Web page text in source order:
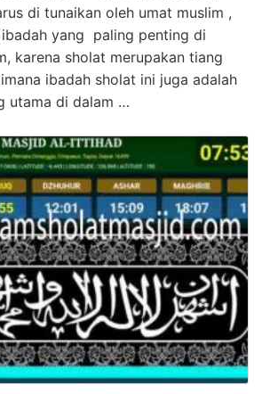
di tunaikan oleh umat muslim ,
yang paling penting di
karena sholat merupakan tiang
ibadah sholat ini juga adalah
utama di dalam …